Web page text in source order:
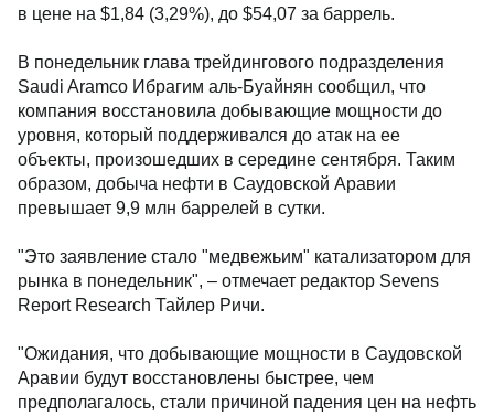
в цене на $1,84 (3,29%), до $54,07 за баррель.
В понедельник глава трейдингового подразделения
Saudi Aramco Ибрагим аль-Буайнян сообщил, что
компания восстановила добывающие мощности до
уровня, который поддерживался до атак на ее
объекты, произошедших в середине сентября. Таким
образом, добыча нефти в Саудовской Аравии
превышает 9,9 млн баррелей в сутки.
"Это заявление стало "медвежьим" катализатором для
рынка в понедельник", – отмечает редактор Sevens
Report Research Тайлер Ричи.
"Ожидания, что добывающие мощности в Саудовской
Аравии будут восстановлены быстрее, чем
предполагалось, стали причиной падения цен на нефть